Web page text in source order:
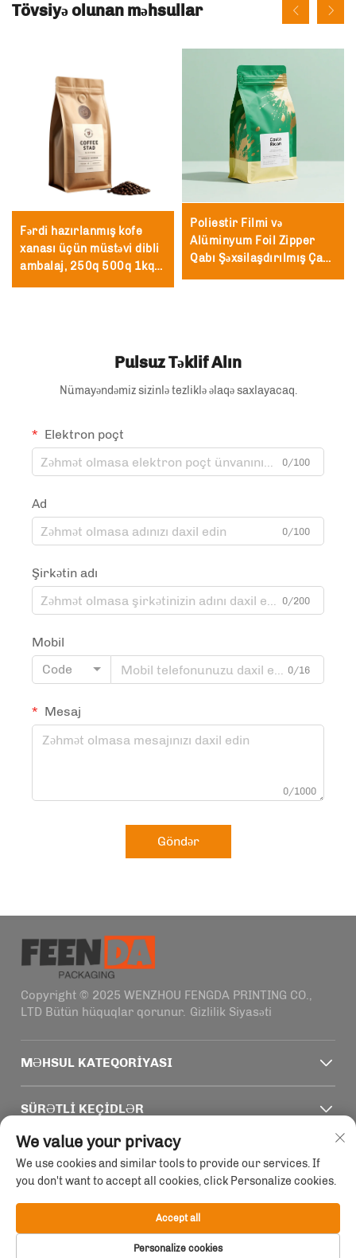
Tövsiyə olunan məhsullar
Fərdi hazırlanmış kofe
xanası üçün müstəvi dibli
ambalaj, 250q 500q 1kq
Poliestir Filmi və
Alüminyum Foil Zipper
Qabı Şəxsilaşdırılmış Çap
Pulsuz Təklif Alın
Nümayəndəmiz sizinlə tezliklə əlaqə saxlayacaq.
Elektron poçt
0/100
Ad
0/100
Şirkətin adı
0/200
Mobil
Code
0/16
Mesaj
0/1000
Göndər
Copyright © 2025 WENZHOU FENGDA PRINTING CO.,
LTD Bütün hüquqlar qorunur. Gizlilik Siyasəti
MƏHSUL KATEQORIYASI
SÜRƏTLI KEÇIDLƏR
ƏLAQƏ MƏLUMATLARI
Office add : Çin, Zhejiang, Wenzhou, Haifeng körösü
+86-13758856618
We value your privacy
We use cookies and similar tools to provide our services. If
you don't want to accept all cookies, click Personalize cookies.
Personalize cookies
Accept all